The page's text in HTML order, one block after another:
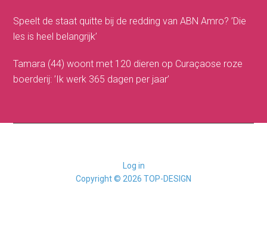
Speelt de staat quitte bij de redding van ABN Amro? ’Die
les is heel belangrijk’
Tamara (44) woont met 120 dieren op Curaçaose roze
boerderij: ’Ik werk 365 dagen per jaar’
Log in
Copyright © 2026 TOP-DESIGN